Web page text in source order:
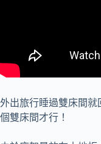
外出旅行睡過雙床間
個雙床間才行！